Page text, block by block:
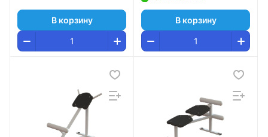
В корзину В корзину